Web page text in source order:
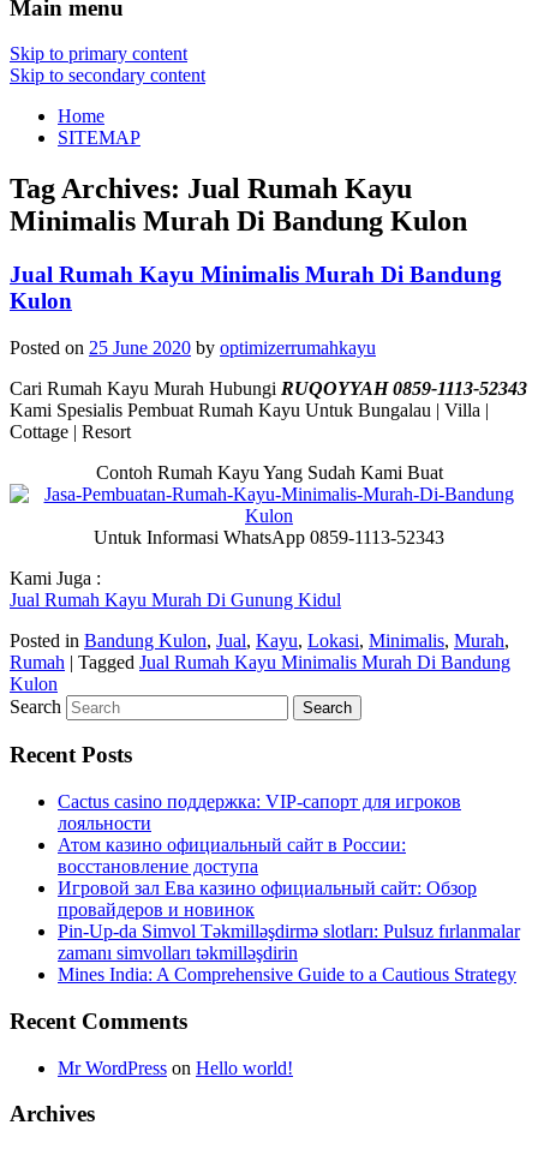
Main menu
Skip to primary content
Skip to secondary content
Home
SITEMAP
Tag Archives: Jual Rumah Kayu
Minimalis Murah Di Bandung Kulon
Jual Rumah Kayu Minimalis Murah Di Bandung
Kulon
Posted on 25 June 2020 by optimizerrumahkayu
Cari Rumah Kayu Murah Hubungi RUQOYYAH 0859-1113-52343
Kami Spesialis Pembuat Rumah Kayu Untuk Bungalau | Villa |
Cottage | Resort
Contoh Rumah Kayu Yang Sudah Kami Buat
Untuk Informasi WhatsApp 0859-1113-52343
Kami Juga :
Jual Rumah Kayu Murah Di Gunung Kidul
Posted in Bandung Kulon, Jual, Kayu, Lokasi, Minimalis, Murah,
Rumah | Tagged Jual Rumah Kayu Minimalis Murah Di Bandung
Kulon
Search
Recent Posts
Cactus casino поддержка: VIP-сапорт для игроков
лояльности
Атом казино официальный сайт в России:
восстановление доступа
Игровой зал Ева казино официальный сайт: Обзор
провайдеров и новинок
Pin-Up-da Simvol Təkmilləşdirmə slotları: Pulsuz fırlanmalar
zamanı simvolları təkmilləşdirin
Mines India: A Comprehensive Guide to a Cautious Strategy
Recent Comments
Mr WordPress on Hello world!
Archives